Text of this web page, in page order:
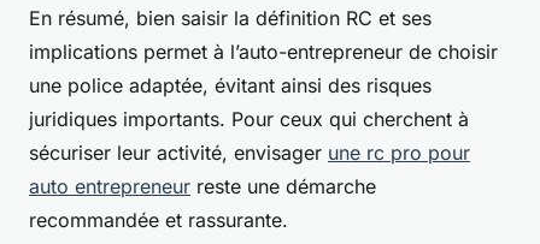
En résumé, bien saisir la définition RC et ses
implications permet à l’auto-entrepreneur de choisir
une police adaptée, évitant ainsi des risques
juridiques importants. Pour ceux qui cherchent à
sécuriser leur activité, envisager une rc pro pour
auto entrepreneur reste une démarche
recommandée et rassurante.